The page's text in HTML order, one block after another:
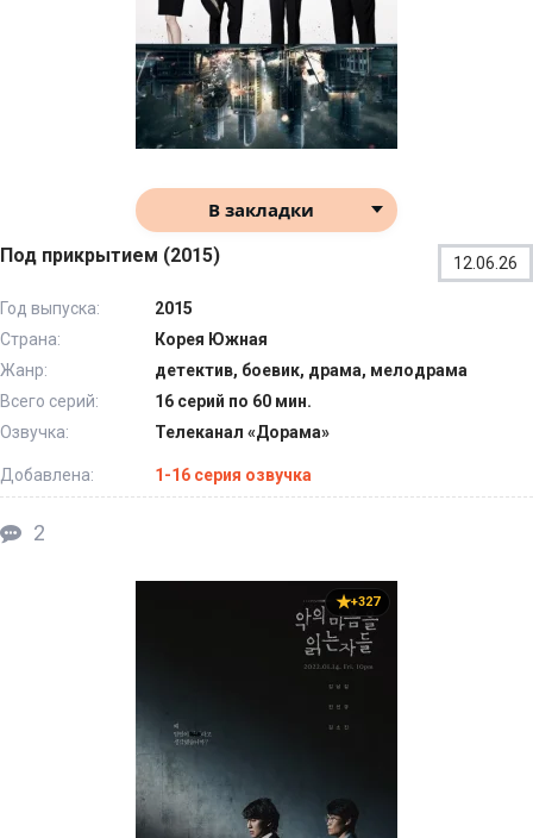
В закладки
Под прикрытием (2015) 12.06.26
Год выпуска:
2015
Страна:
Корея Южная
Жанр:
детектив, боевик, драма, мелодрама
Всего серий:
16 серий по 60 мин.
Озвучка:
Телеканал «Дорама»
Добавлена: 1-16 серия озвучка
2
+327